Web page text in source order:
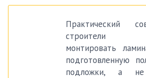
Практический
строители
монтировать
подготовленную
подложки, а не